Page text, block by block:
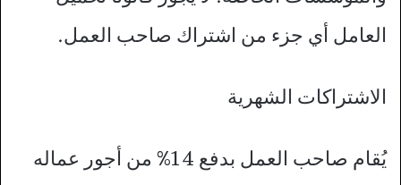
العامل أي جزء من اشتراك صاحب العمل.
الاشتراكات الشهرية
يُقام صاحب العمل بدفع 14% من أجور عماله